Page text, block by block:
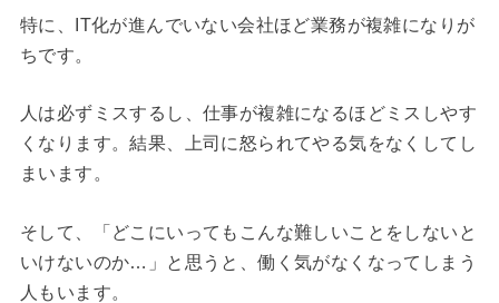
特に、IT化が進んでいない会社ほど業務が複雑になりが
ちです。
人は必ずミスするし、仕事が複雑になるほどミスしやす
くなります。結果、上司に怒られてやる気をなくしてし
まいます。
そして、「どこにいってもこんな難しいことをしないと
いけないのか…」と思うと、働く気がなくなってしまう
人もいます。